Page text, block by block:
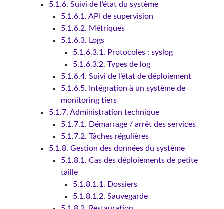
5.1.6. Suivi de l’état du système
5.1.6.1. API de supervision
5.1.6.2. Métriques
5.1.6.3. Logs
5.1.6.3.1. Protocoles : syslog
5.1.6.3.2. Types de log
5.1.6.4. Suivi de l’état de déploiement
5.1.6.5. Intégration à un système de
monitoring tiers
5.1.7. Administration technique
5.1.7.1. Démarrage / arrêt des services
5.1.7.2. Tâches régulières
5.1.8. Gestion des données du système
5.1.8.1. Cas des déploiements de petite
taille
5.1.8.1.1. Dossiers
5.1.8.1.2. Sauvegarde